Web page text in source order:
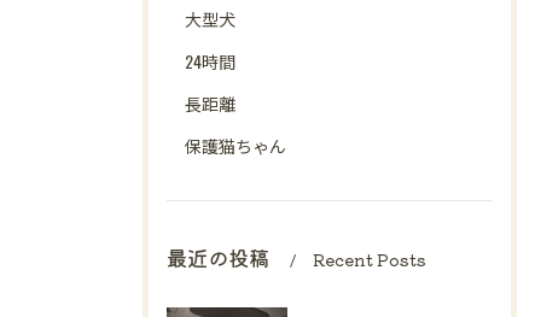
大型犬
24時間
長距離
保護猫ちゃん
最近の投稿 Recent Posts